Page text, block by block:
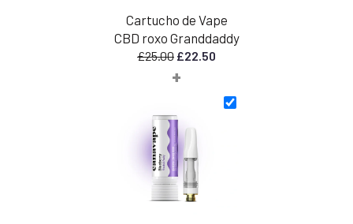
Cartucho de Vape
CBD roxo Granddaddy
£25.00 O
preço
£25.00.
£22.50
é:
+